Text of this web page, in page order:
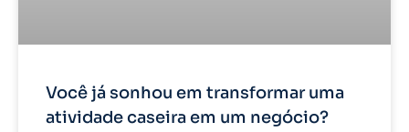
Você já sonhou em transformar uma
atividade caseira em um negócio?